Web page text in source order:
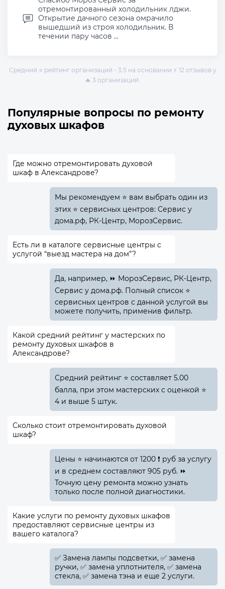
отремонтированный холодильник лджи.
Открытие дачного сезона омрачило
вышедший из строя холодильник. В
течении пару часов ...
Средний ⭐ рейтинг организаций - 3.5 на основании ⚡ 12 отзывов у
🔥 3 организаций.
Популярные вопросы по ремонту
духовых шкафов
Где можно отремонтировать духовой
шкаф в Александрове?
Мы рекомендуем ⭐ вам выбрать один из
этих ⭐ сервисных центров: Сервис у
дома.рф, РК-Центр, МорозСервис.
Есть ли в каталоге сервисные центры с
услугой “выезд мастера на дом”?
Да, например, ⏩ МорозСервис, РК-Центр,
Сервис у дома.рф. Полный список ⭐
сервисных центров с данной услугой вы
можете получить, применив фильтр.
Какой средний рейтинг у мастерских по
ремонту духовых шкафов в
Александрове?
Средний рейтинг ⭐ составляет 5.00
балла, при этом мастерских с оценкой ⭐
4 и выше 5 штук.
Сколько стоит отремонтировать духовой
шкаф?
Цены ⭐ начинаются от 1200 ❗ руб за услугу
и в среднем составляют 905 руб. ⏩
Точную цену ремонта можно узнать
только после полной диагностики.
Какие услуги по ремонту духовых шкафов
предоставляют сервисные центры из
вашего каталога?
✅️ Замена лампы подсветки, ✅️ замена
ручки, ✅️ замена уплотнителя, ✅️ замена
стекла, ✅️ замена тэна и еще 2 услуги.